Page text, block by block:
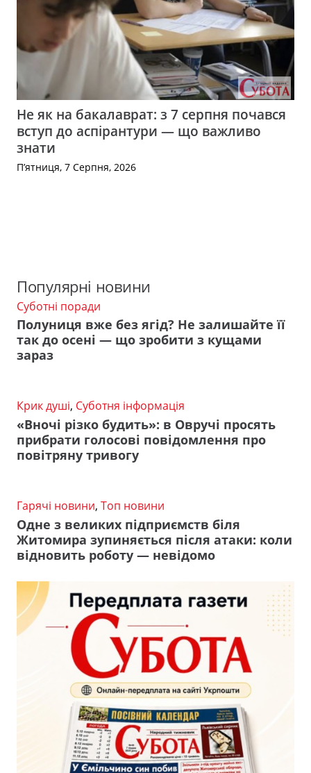
Не як на бакалаврат: з 7 серпня почався
вступ до аспірантури — що важливо
знати
П’ятниця, 7 Серпня, 2026
Популярні новини
Суботні поради
Полуниця вже без ягід? Не залишайте її
так до осені — що зробити з кущами
зараз
Крик душі, Суботня інформація
«Вночі різко будить»: в Овручі просять
прибрати голосові повідомлення про
повітряну тривогу
Гарячі новини, Топ новини
Одне з великих підприємств біля
Житомира зупиняється після атаки: коли
відновить роботу — невідомо